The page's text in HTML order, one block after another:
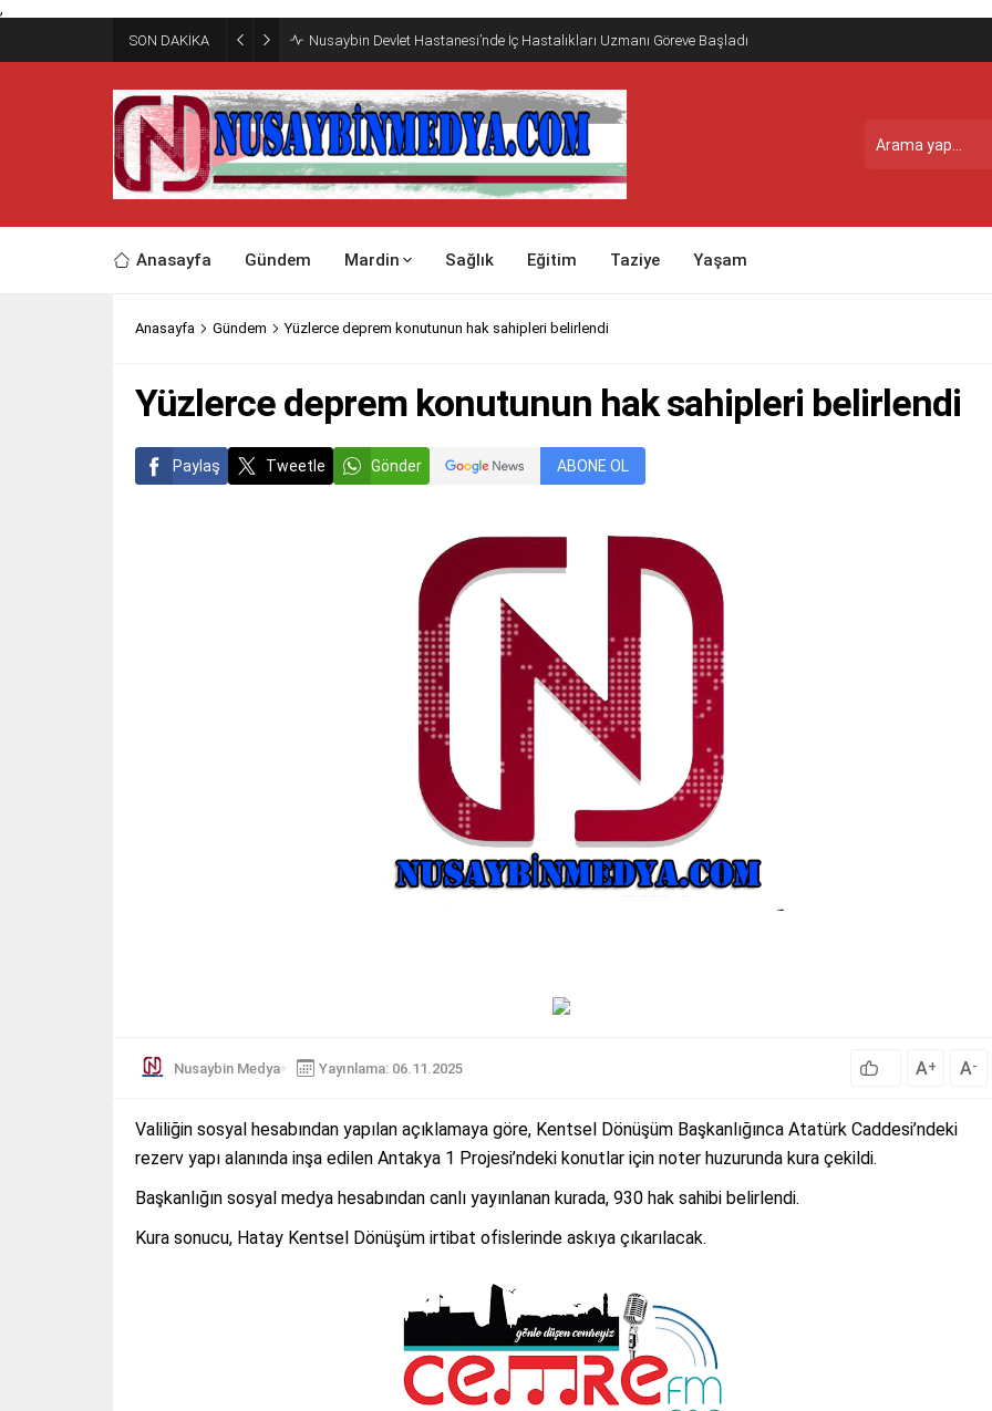
,
SON DAKİKA Nusaybin Devlet Hastanesi’nde İç Hastalıkları Uzmanı Göreve Başladı
Anasayfa Gündem Mardin Sağlık Eğitim Taziye Yaşam
Anasayfa Gündem Yüzlerce deprem konutunun hak sahipleri belirlendi
Yüzlerce deprem konutunun hak sahipleri belirlendi
Paylaş Tweetle Gönder ABONE OL
Nusaybin Medya Yayınlama: 06.11.2025 A+ A-
Valiliğin sosyal hesabından yapılan açıklamaya göre, Kentsel Dönüşüm Başkanlığınca Atatürk Caddesi’ndeki
rezerv yapı alanında inşa edilen Antakya 1 Projesi’ndeki konutlar için noter huzurunda kura çekildi.
Başkanlığın sosyal medya hesabından canlı yayınlanan kurada, 930 hak sahibi belirlendi.
Kura sonucu, Hatay Kentsel Dönüşüm irtibat ofislerinde askıya çıkarılacak.